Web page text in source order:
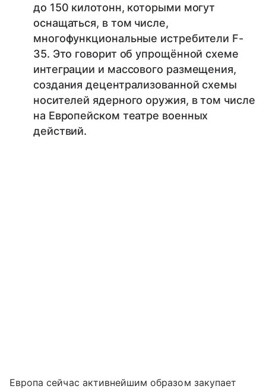
до 150 килотонн, которыми могут
оснащаться, в том числе,
многофункциональные истребители F-
35. Это говорит об упрощённой схеме
интеграции и массового размещения,
создания децентрализованной схемы
носителей ядерного оружия, в том числе
на Европейском театре военных
действий.
Европа сейчас активнейшим образом закупает